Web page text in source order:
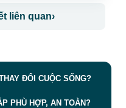
liên quan›
ĐỔI CUỘC SỐNG?
PHÙ HỢP, AN TOÀN?